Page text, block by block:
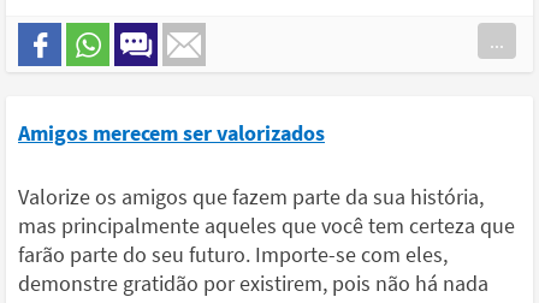
...
Amigos merecem ser valorizados
Valorize os amigos que fazem parte da sua história,
mas principalmente aqueles que você tem certeza que
farão parte do seu futuro. Importe-se com eles,
demonstre gratidão por existirem, pois não há nada